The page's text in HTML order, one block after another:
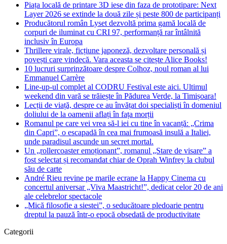
Piața locală de printare 3D iese din faza de prototipare: Next
Layer 2026 se extinde la două zile și peste 800 de participanți
Producătorul român Lyset dezvoltă prima gamă locală de
corpuri de iluminat cu CRI 97, performanță rar întâlnită
inclusiv în Europa
Thrillere virale, ficțiune japoneză, dezvoltare personală și
povești care vindecă. Vara aceasta se citește Alice Books!
10 lucruri surprinzătoare despre Colhoz, noul roman al lui
Emmanuel Carrère
Line-up-ul complet al CODRU Festival este aici. Ultimul
weekend din vară se trăiește în Pădurea Verde, la Timișoara!
Lecții de viață, despre ce au învățat doi specialiști în domeniul
doliului de la oamenii aflați în fața morții
Romanul pe care vei vrea să-l iei cu tine în vacanță: „Crima
din Capri”, o escapadă în cea mai frumoasă insulă a Italiei,
unde paradisul ascunde un secret mortal.
Un „rollercoaster emoționant”, romanul „Stare de visare” a
fost selectat și recomandat chiar de Oprah Winfrey la clubul
său de carte
André Rieu revine pe marile ecrane la Happy Cinema cu
concertul aniversar „Viva Maastricht!”, dedicat celor 20 de ani
ale celebrelor spectacole
„Mică filosofie a siestei”, o seducătoare pledoarie pentru
dreptul la pauză într-o epocă obsedată de productivitate
Categorii